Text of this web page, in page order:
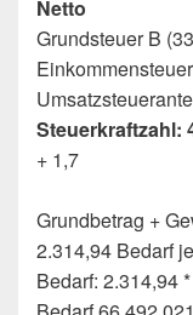
Netto
Grundsteuer B
Steuerkraftzahl:
+ 1,7
Grundbetrag +
2.314,94 Bedarf
Bedarf: 2.314,94